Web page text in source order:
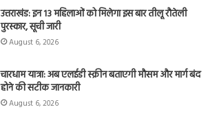
उत्तराखंड: इन 13 महिलाओं को मिलेगा इस बार तीलू रौतेली
पुरस्कार, सूची जारी
August 6, 2026
चारधाम यात्रा: अब एलईडी स्क्रीन बताएगी मौसम और मार्ग बंद
होने की सटीक जानकारी
August 6, 2026